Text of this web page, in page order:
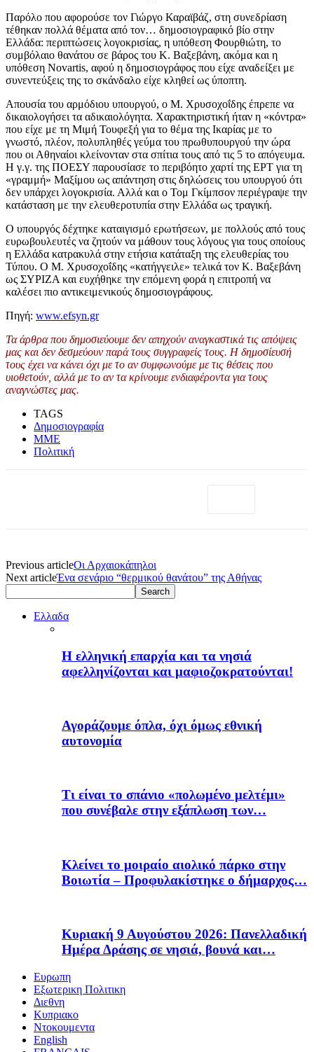
Παρόλο που αφορούσε τον Γιώργο Καραϊβάζ, στη συνεδρίαση
τέθηκαν πολλά θέματα από τον… δημοσιογραφικό βίο στην
Ελλάδα: περιπτώσεις λογοκρισίας, η υπόθεση Φουρθιώτη, το
συμβόλαιο θανάτου σε βάρος του Κ. Βαξεβάνη, ακόμα και η
υπόθεση Novartis, αφού η δημοσιογράφος που είχε αναδείξει με
συνεντεύξεις της το σκάνδαλο είχε κληθεί ως ύποπτη.
Απουσία του αρμόδιου υπουργού, ο Μ. Χρυσοχοΐδης έπρεπε να
δικαιολογήσει τα αδικαιολόγητα. Χαρακτηριστική ήταν η «κόντρα»
που είχε με τη Μιμή Τουφεξή για το θέμα της Ικαρίας με το
γνωστό, πλέον, πολυπληθές γεύμα του πρωθυπουργού την ώρα
που οι Αθηναίοι κλείνονταν στα σπίτια τους από τις 5 το απόγευμα.
Η γ.γ. της ΠΟΕΣΥ παρουσίασε το περιβόητο χαρτί της ΕΡΤ για τη
«γραμμή» Μαξίμου ως απάντηση στις δηλώσεις του υπουργού ότι
δεν υπάρχει λογοκρισία. Αλλά και ο Τομ Γκίμπσον περιέγραψε την
κατάσταση με την ελευθεροτυπία στην Ελλάδα ως τραγική.
Ο υπουργός δέχτηκε καταιγισμό ερωτήσεων, με πολλούς από τους
ευρωβουλευτές να ζητούν να μάθουν τους λόγους για τους οποίους
η Ελλάδα κατρακυλά στην ετήσια κατάταξη της ελευθερίας του
Τύπου. Ο Μ. Χρυσοχοΐδης «κατήγγειλε» τελικά τον Κ. Βαξεβάνη
ως ΣΥΡΙΖΑ και ευχήθηκε την επόμενη φορά η επιτροπή να
καλέσει πιο αντικειμενικούς δημοσιογράφους.
Πηγή: www.efsyn.gr
Τα άρθρα που δημοσιεύουμε δεν απηχούν αναγκαστικά τις απόψεις
μας και δεν δεσμεύουν παρά τους συγγραφείς τους. Η δημοσίευσή
τους έχει να κάνει όχι με το αν συμφωνούμεμε τις θέσεις που
υιοθετούν, αλλά με το αν τα κρίνουμε ενδιαφέροντα για τους
αναγνώστες μας.
TAGS
Δημοσιογραφία
ΜΜΕ
Πολιτική
Previous articleΟι Αρχαιοκάπηλοι
Next articleΈνα σενάριο “θερμικού θανάτου” της Αθήνας
Ελλαδα
H ελληνική επαρχία και τα νησιά
αφελληνίζονται και μαφιοζοκρατούνται!
Αγοράζουμε όπλα, όχι όμως εθνική
αυτονομία
Τι είναι το σπάνιο «πολωμένο μελτέμι»
που συνέβαλε στην εξάπλωση των…
Κλείνει το μοιραίο αιολικό πάρκο στην
Βοιωτία – Προφυλακίστηκε ο δήμαρχος…
Κυριακή 9 Αυγούστου 2026: Πανελλαδική
Ημέρα Δράσης σε νησιά, βουνά και…
Ευρωπη
Εξωτερικη Πολιτικη
Διεθνη
Κυπριακο
Ντοκουμεντα
English